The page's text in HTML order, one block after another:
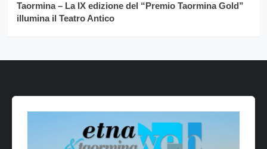
Taormina – La IX edizione del “Premio Taormina Gold”
illumina il Teatro Antico